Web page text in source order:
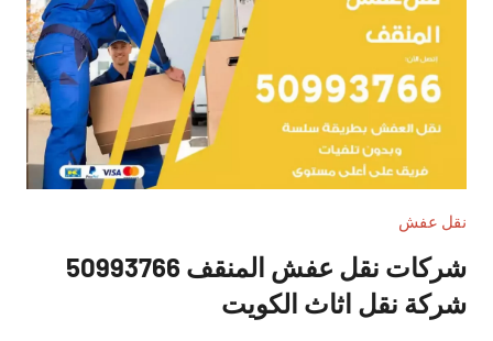
نقل عفش
شركات نقل عفش المنقف 50993766
شركة نقل اثاث الكويت